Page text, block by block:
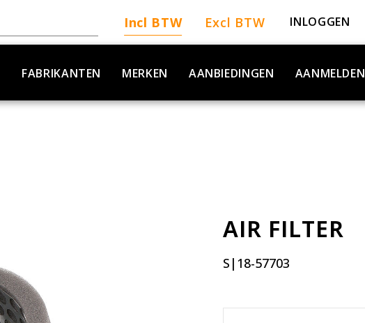
Incl BTW Excl BTW INLOGGEN
FABRIKANTEN MERKEN AANBIEDINGEN AANMELDEN
AIR FILTER
S|18-57703